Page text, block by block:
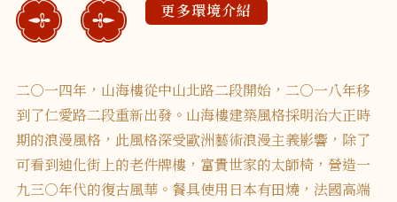
更多環境介紹
二○一四年，山海樓從中山北路二段開始，二○一八年移
到了仁愛路二段重新出發。山海樓建築風格採明治大正時
期的浪漫風格，此風格深受歐洲藝術浪漫主義影響，除了
可看到迪化街上的老件牌樓，富貴世家的太師椅，營造一
九三○年代的復古風華。餐具使用日本有田燒，法國高端